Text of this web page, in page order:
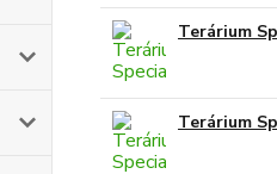
Terárium
Terárium